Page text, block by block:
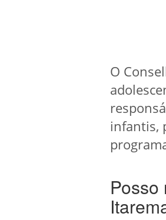
O
infantis,